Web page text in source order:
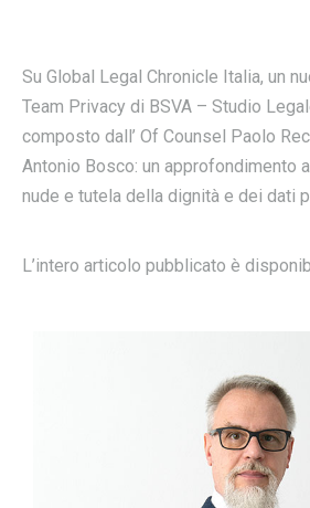
Su Global Legal Chronicle Italia, un
Team Privacy di BSVA – Studio
composto dall’ Of Counsel Paolo
Antonio Bosco: un approfondimento
nude e tutela della dignità e dei dati
L’intero articolo pubblicato è